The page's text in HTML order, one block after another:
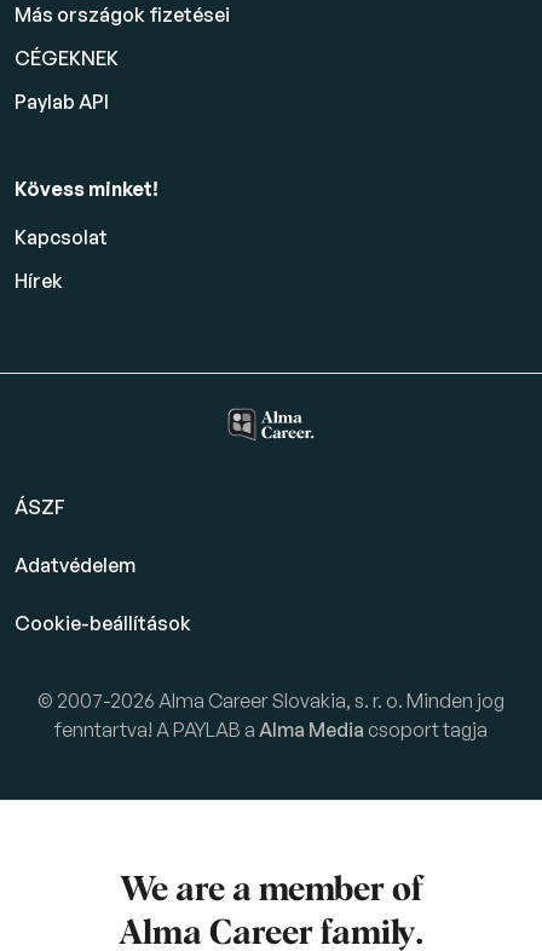
Más országok fizetései
CÉGEKNEK
Paylab API
Kövess minket!
Kapcsolat
Hírek
ÁSZF
Adatvédelem
Cookie-beállítások
© 2007-2026 Alma Career Slovakia, s. r. o. Minden jog
fenntartva! A PAYLAB a Alma Media csoport tagja
We are a member of
Alma Career family.